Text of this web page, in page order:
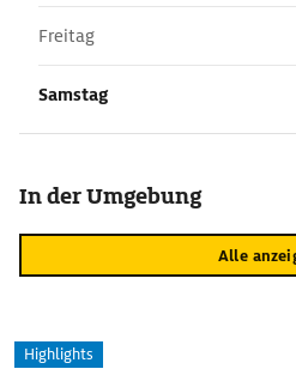
Freitag
Samstag
In der Umgebung
Alle
Highlights